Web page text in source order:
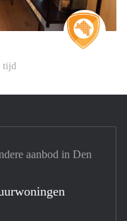
tijd
aanbod in Den